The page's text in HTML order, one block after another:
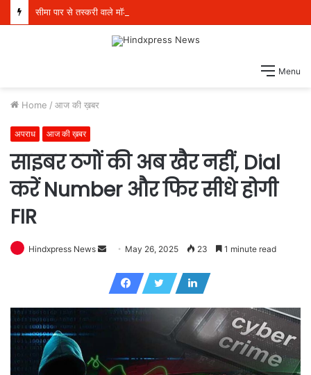
Menu
Home / आज की ख़बर
अपराध आज की ख़बर
साइबर ठगों की अब खैर नहीं, Dial
करें Number और फिर सीधे होगी
FIR
Hindxpress News
m
May 26, 2025 23 1 minute read